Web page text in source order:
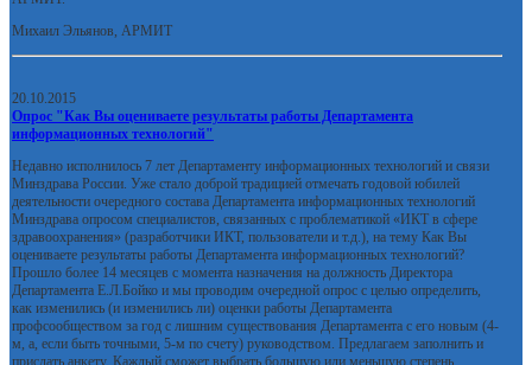
Михаил Эльянов, АРМИТ
20.10.2015
Опрос "Как Вы оцениваете результаты работы Департамента
информационных технологий"
Недавно исполнилось 7 лет Департаменту информационных технологий и связи
Минздрава России. Уже стало доброй традицией отмечать годовой юбилей
деятельности очередного состава Департамента информационных технологий
Минздрава опросом специалистов, связанных с проблематикой «ИКТ в сфере
здравоохранения» (разработчики ИКТ, пользователи и т.д.), на тему Как Вы
оцениваете результаты работы Департамента информационных технологий?
Прошло более 14 месяцев с момента назначения на должность Директора
Департамента Е.Л.Бойко и мы проводим очередной опрос с целью определить,
как изменились (и изменились ли) оценки работы Департамента
профсообществом за год с лишним существования Департамента с его новым (4-
м, а, если быть точными, 5-м по счету) руководством. Предлагаем заполнить и
прислать анкету. Каждый сможет выбрать большую или меньшую степень